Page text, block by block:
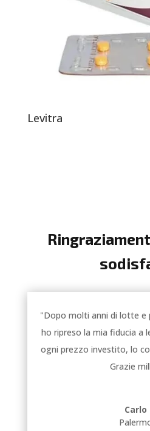
Levitra
"Dopo molti anni di lotte e
ho ripreso la mia fiducia a
ogni prezzo investito, lo
Grazie
Carlo